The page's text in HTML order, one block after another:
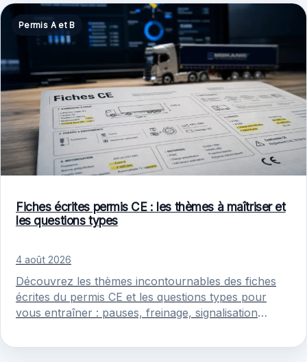
Permis A et B
Fiches écrites permis CE : les thèmes à maîtriser et
les questions types
4 août 2026
Découvrez les thèmes incontournables des fiches
écrites du permis CE et les questions types pour
vous entraîner : pauses, freinage, signalisation